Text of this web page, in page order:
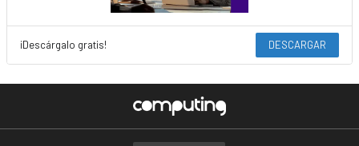
¡Descárgalo gratis! DESCARGAR